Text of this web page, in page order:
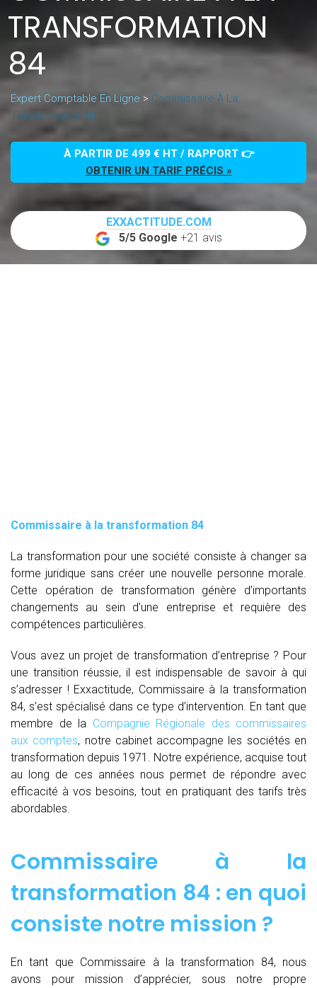
TRANSFORMATION
84
Expert Comptable En Ligne > Commissaire À La
Transformation 84
À PARTIR DE 499 € HT / RAPPORT 👉
OBTENIR UN TARIF PRÉCIS »
EXXACTITUDE.COM
5/5 Google +21 avis
Commissaire à la transformation 84
La transformation pour une société consiste à changer sa
forme juridique sans créer une nouvelle personne morale.
Cette opération de transformation génère d’importants
changements au sein d’une entreprise et requière des
compétences particulières.
Vous avez un projet de transformation d’entreprise ? Pour
une transition réussie, il est indispensable de savoir à qui
s’adresser ! Exxactitude, Commissaire à la transformation
84, s’est spécialisé dans ce type d’intervention. En tant que
membre de la Compagnie Régionale des commissaires
aux comptes, notre cabinet accompagne les sociétés en
transformation depuis 1971. Notre expérience, acquise tout
au long de ces années nous permet de répondre avec
efficacité à vos besoins, tout en pratiquant des tarifs très
abordables.
Commissaire à la
transformation 84 : en quoi
consiste notre mission ?
En tant que Commissaire à la transformation 84, nous
avons pour mission d’apprécier, sous notre propre